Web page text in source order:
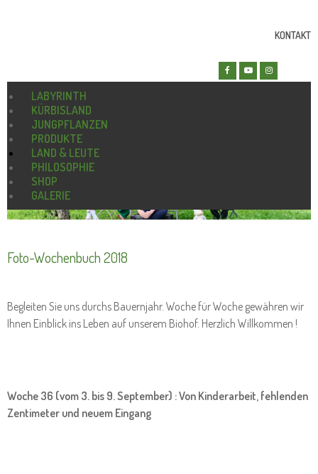
KONTAKT
LABYRINTH
KÜRBISLAND
JUNGPFLANZEN
PRODUKTE
LAND & LEUTE
PHILOSOPHIE
SHOP
GALERIE
Foto-Wochenbuch 2018
Begleiten Sie uns durchs Bauernjahr. Woche für Woche gewähren wir
Ihnen Einblick ins Leben auf unserem Biohof. Herzlich Willkommen !
Woche 36 (vom 3. bis 9. September) : Von Kinderarbeit, fehlenden
Zentimeter und neuem Eingang